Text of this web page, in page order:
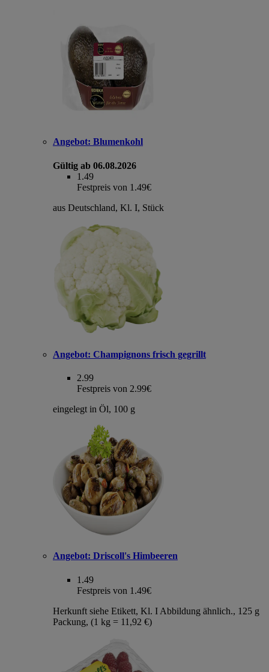
Angebot: Blumenkohl
Gültig ab 06.08.2026
1.49
Festpreis von 1.49€
aus Deutschland, Kl. I, Stück
Angebot: Champignons frisch gegrillt
2.99
Festpreis von 2.99€
eingelegt in Öl, 100 g
Angebot: Driscoll's Himbeeren
1.49
Festpreis von 1.49€
Herkunft siehe Etikett, Kl. I Abbildung ähnlich., 125 g
Packung, (1 kg = 11,92 €)